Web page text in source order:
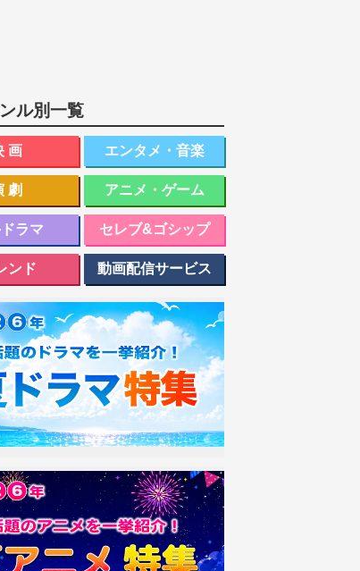
ル別一覧
画 エンタメ・音楽
劇 アニメ・ゲーム
ラマ セレブ&ゴシップ
ンド 動画配信サービス